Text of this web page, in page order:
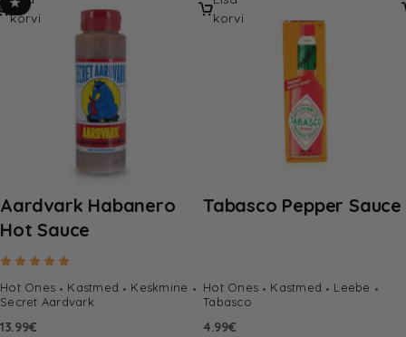
Aardvark Habanero
Hot Sauce
Hot Ones Kastmed
Keskmine
Secret Aardvark
13.99€
korvi
Tabasco Pepper Sauce
Hot Ones Kastmed
Leebe
Tabasco
4.99€
korvi